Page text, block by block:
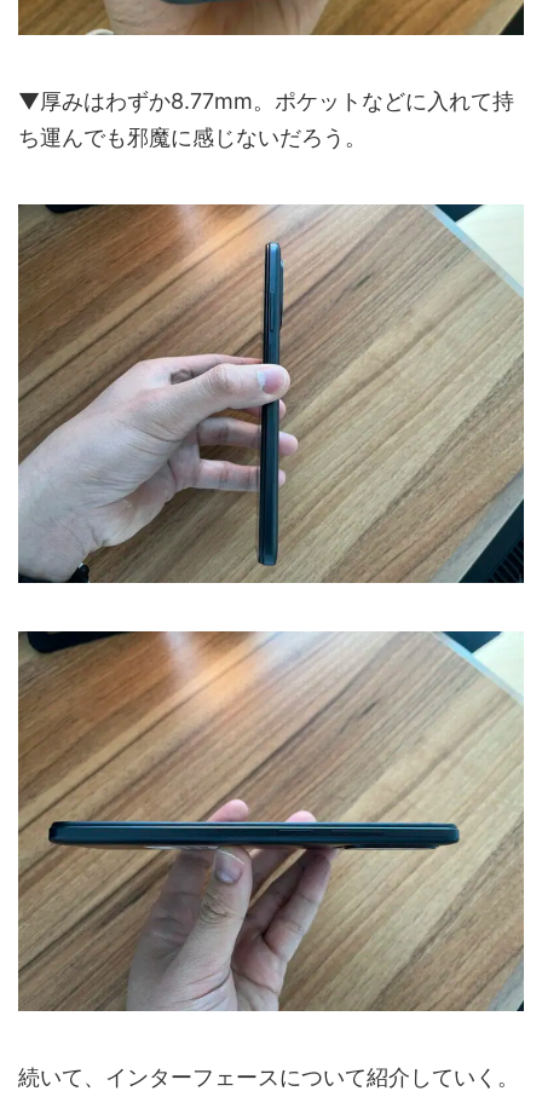
▼厚みはわずか8.77mm。ポケットなどに入れて持
ち運んでも邪魔に感じないだろう。
続いて、インターフェースについて紹介していく。